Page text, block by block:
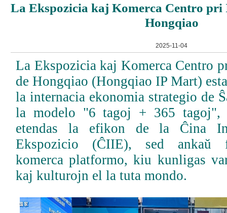
La Ekspozicia kaj Komerca Centro
Hongqiao
2025-11-04
La Ekspozicia kaj Komerca Centro
de Hongqiao (Hongqiao IP Mart)
la internacia ekonomia strategio de
la modelo "6 tagoj + 365 tagoj",
etendas la efikon de la Ĉina
Ekspozicio (ĈIIE), sed ankaŭ
komerca platformo, kiu kunligas
kaj kulturojn el la tuta mondo.